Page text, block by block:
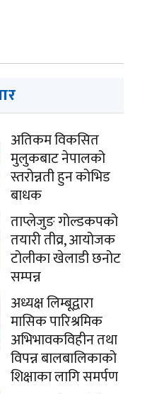
अतिकम विकसित
मुलुकबाट नेपालको
स्तरोन्नती हुन कोभिड
बाधक
ताप्लेजुङ गोल्डकपको
तयारी तीव्र, आयोजक
टोलीका खेलाडी छनोट
सम्पन्न
अध्यक्ष लिम्बूद्वारा
मासिक पारिश्रमिक
अभिभावकविहीन तथा
विपन्न बालबालिकाको
शिक्षाका लागि समर्पण